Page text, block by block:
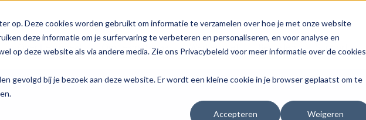
op. Deze cookies worden gebruikt om informatie te verzamelen over hoe je met onze website
deze informatie om je surfervaring te verbeteren en personaliseren, en voor analyse en
op deze website als via andere media. Zie ons Privacybeleid voor meer informatie over de cookies
gevolgd bij je bezoek aan deze website. Er wordt een kleine cookie in je browser geplaatst om te
Accepteren Weigeren
Over Learnbeat Ons lesmateriaal Werken met Bestellen Support